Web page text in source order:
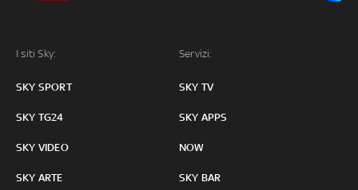
I siti Sky:
SKY SPORT
SKY TG24
SKY VIDEO
SKY ARTE
Servizi:
SKY TV
SKY APPS
NOW
SKY BAR